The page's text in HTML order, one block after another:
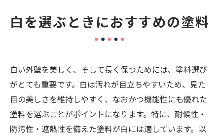
白を選ぶときにおすすめの塗料
白い外壁を美しく、そして長く保つためには、塗料選び
がとても重要です。白は汚れが目立ちやすいため、見た
目の美しさを維持しやすく、なおかつ機能性にも優れた
塗料を選ぶことがポイントになります。特に、耐候性・
防汚性・遮熱性を備えた塗料が白には適しています。以